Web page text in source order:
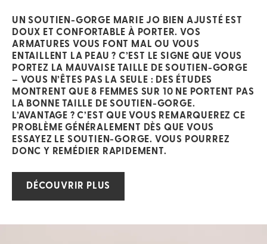
UN SOUTIEN-GORGE MARIE JO BIEN AJUSTÉ EST
DOUX ET CONFORTABLE À PORTER. VOS
ARMATURES VOUS FONT MAL OU VOUS
ENTAILLENT LA PEAU ? C’EST LE SIGNE QUE VOUS
PORTEZ LA MAUVAISE TAILLE DE SOUTIEN-GORGE
– VOUS N’ÊTES PAS LA SEULE : DES ÉTUDES
MONTRENT QUE 8 FEMMES SUR 10 NE PORTENT PAS
LA BONNE TAILLE DE SOUTIEN-GORGE.
L’AVANTAGE ? C’EST QUE VOUS REMARQUEREZ CE
PROBLÈME GÉNÉRALEMENT DÈS QUE VOUS
ESSAYEZ LE SOUTIEN-GORGE. VOUS POURREZ
DONC Y REMÉDIER RAPIDEMENT.
DÉCOUVRIR PLUS